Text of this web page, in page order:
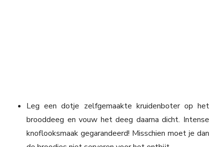
Leg een dotje zelfgemaakte kruidenboter op het
brooddeeg en vouw het deeg daarna dicht. Intense
knoflooksmaak gegarandeerd! Misschien moet je dan